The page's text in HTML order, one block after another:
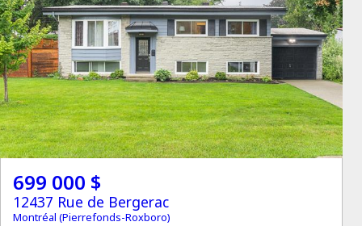
699 000 $
12437 Rue de Bergerac
Montréal (Pierrefonds-Roxboro)